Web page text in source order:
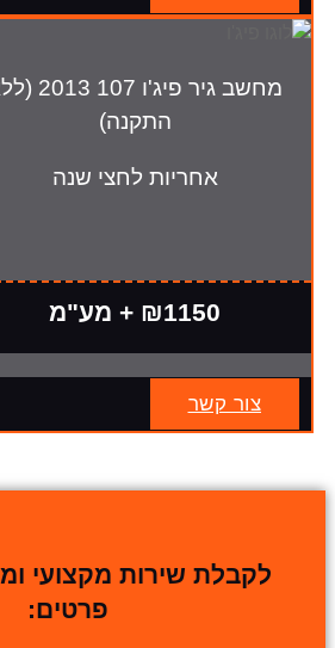
מחשב גיר פיג'ו
התקנה)
אחריות לחצי שנה
₪1150 + מע"מ
צור קשר
לקבלת שירות מקצועי
פרטים: